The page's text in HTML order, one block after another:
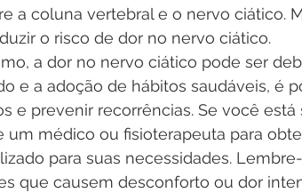
a coluna vertebral e o nervo ciático.
o risco de dor no nervo ciático.
a dor no nervo ciático pode ser
e a adoção de hábitos saudáveis, é
e prevenir recorrências. Se você
um médico ou fisioterapeuta para
para suas necessidades.
que causem desconforto ou dor